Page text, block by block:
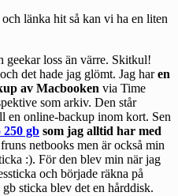
länka hit så kan vi ha en liten
geekar loss än värre. Skitkul!
det hade jag glömt. Jag haren
av Macbooken via Time
som arkiv. Den står
en online-backup inom kort. Sen
250 gb som jag alltid har med
netbooks men är också min
:). För den blev min när jag
och började räkna på
sticka blev det en hårddisk.